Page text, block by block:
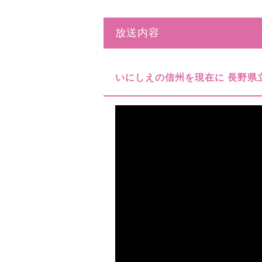
放送内容
いにしえの信州を現在に 長野県